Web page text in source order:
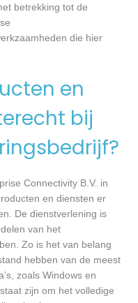
betrekking tot de
die hier
en
bij
Connectivity B.V. in
en diensten er
De dienstverlening is
van het
Zo is het van belang
hebben van de meest
zoals Windows en
zijn om het volledige